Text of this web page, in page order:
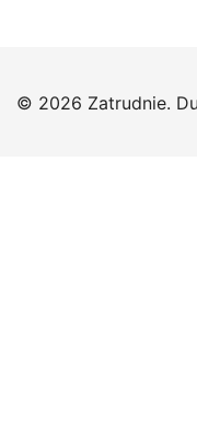
© 2026 Zatrudnie.